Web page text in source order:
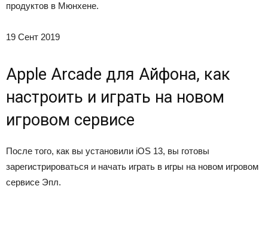
продуктов в Мюнхене.
19 Сент 2019
Apple Arcade для Айфона, как
настроить и играть на новом
игровом сервисе
После того, как вы установили iOS 13, вы готовы
зарегистрироваться и начать играть в игры на новом игровом
сервисе Эпл.